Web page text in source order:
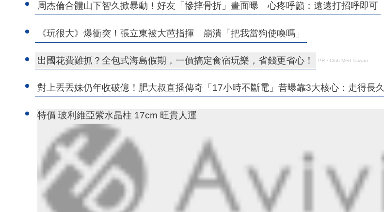
周杰倫合體山下智久掀暴動！好友「慘摔骨折」畫面曝 心疼呼籲：遠遠打招呼即可
《玩很大》爆衝突！張立東被大芭指揮 崩潰「把我當狗使喚嗎」
出國花費難抓？全包式海島假期，一價搞定食宿玩樂，省錢更省心！ PR・Club Med Taiwan
對上丟丟妹仍年收破億！肥大叔直播傳奇「17小時不斷電」昔曝靠3大核心：走得長久
特價 玻利維亞紫水晶柱 17cm 旺貴人運